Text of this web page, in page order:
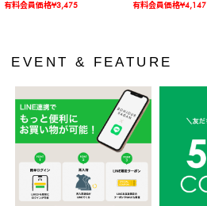
有料会員価格¥3,475 有料会員価格¥4,147
EVENT & FEATURE